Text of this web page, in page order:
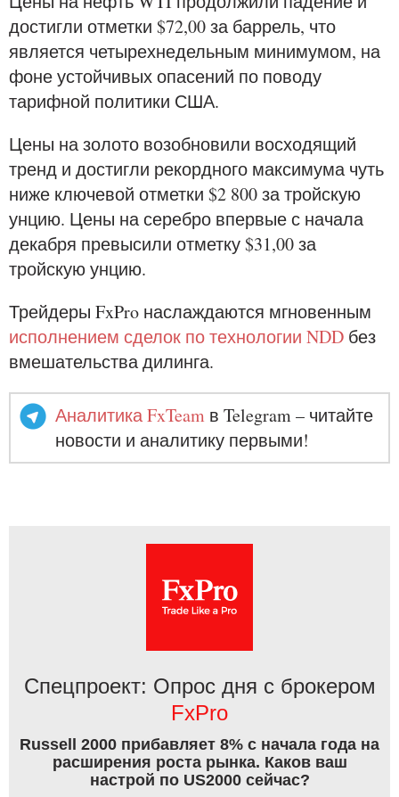
достигли отметки $72,00 за баррель, что
является четырехнедельным минимумом, на
фоне устойчивых опасений по поводу
тарифной политики США.
Цены на золото возобновили восходящий
тренд и достигли рекордного максимума чуть
ниже ключевой отметки $2 800 за тройскую
унцию. Цены на серебро впервые с начала
декабря превысили отметку $31,00 за
тройскую унцию.
Трейдеры FxPro наслаждаются мгновенным
исполнением сделок по технологии NDD без
вмешательства дилинга.
Аналитика FxTeam в Telegram – читайте
новости и аналитику первыми!
Спецпроект: Опрос дня с брокером
FxPro
Russell 2000 прибавляет 8% с начала года на
расширения роста рынка. Каков ваш
настрой по US2000 сейчас?